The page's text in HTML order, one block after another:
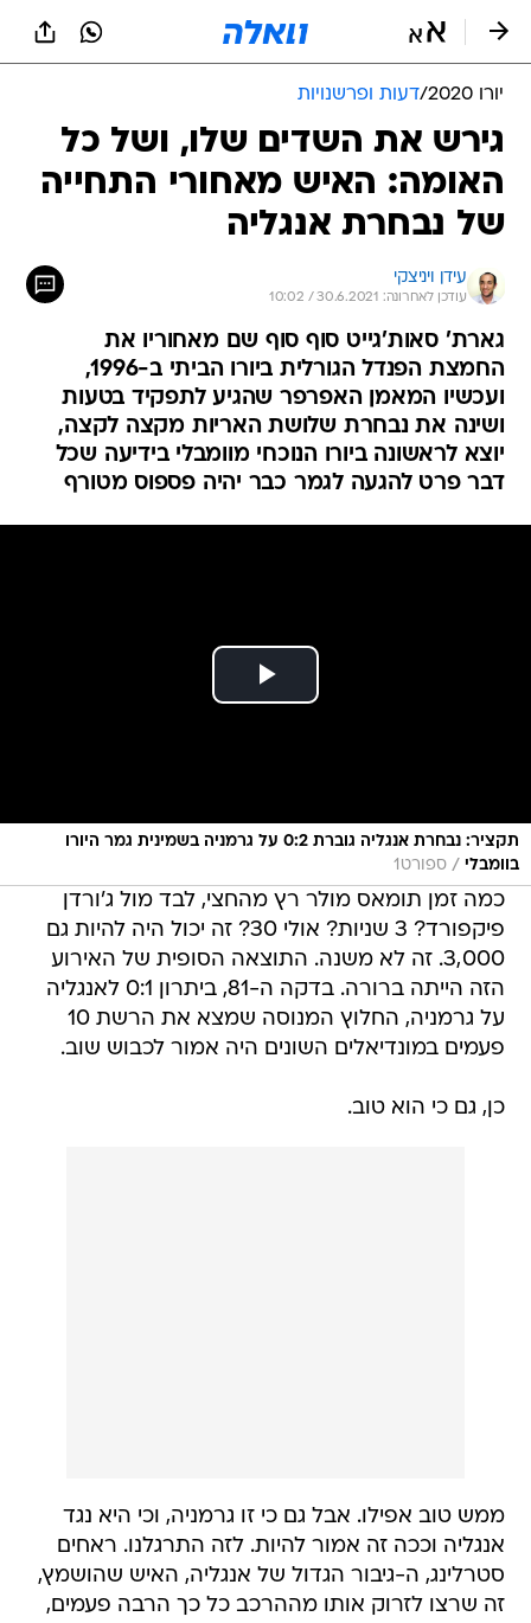
יורו 2020 /דעות ופרשנויות
גירש את השדים שלו, ושל כל
האומה: האיש מאחורי התחייה
של נבחרת אנגליה
עידן ויניצקי
עודכן לאחרונה: 30.6.2021 / 10:02
גארת' סאות'גייט סוף סוף שם מאחוריו את
החמצת הפנדל הגורלית ביורו הביתי ב-1996,
ועכשיו המאמן האפרפר שהגיע לתפקיד בטעות
ושינה את נבחרת שלושת האריות מקצה לקצה,
יוצא לראשונה ביורו הנוכחי מוומבלי בידיעה שכל
דבר פרט להגעה לגמר כבר יהיה פספוס מטורף
תקציר: נבחרת אנגליה גוברת 0:2 על גרמניה בשמינית גמר היורו
בוומבלי / ספורט1
כמה זמן תומאס מולר רץ מהחצי, לבד מול ג'ורדן
פיקפורד? 3 שניות? אולי 30? זה יכול היה להיות גם
3,000. זה לא משנה. התוצאה הסופית של האירוע
הזה הייתה ברורה. בדקה ה-81, ביתרון 0:1 לאנגליה
על גרמניה, החלוץ המנוסה שמצא את הרשת 10
פעמים במונדיאלים השונים היה אמור לכבוש שוב.
כן, גם כי הוא טוב.
ממש טוב אפילו. אבל גם כי זו גרמניה, וכי היא נגד
אנגליה וככה זה אמור להיות. לזה התרגלנו. ראחים
סטרלינג, ה-גיבור הגדול של אנגליה, האיש שהושמץ,
זה שרצו לזרוק אותו מההרכב כל כך הרבה פעמים,